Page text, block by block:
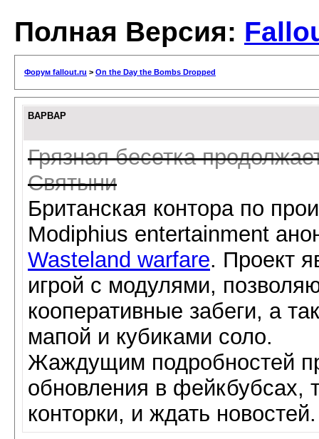
Полная Версия:
Форум fallout.ru > On the Day the Bombs Dropped
BAPBAP
Грязная бесетка
Святыни
Британская контора по
Modiphius entertainment
Wasteland warfare. Проект
игрой с модулями,
кооперативные забеги, а
мапой и кубиками соло.
Жаждущим подробностей
обновления в фейкбубсах,
конторки, и ждать новостей.